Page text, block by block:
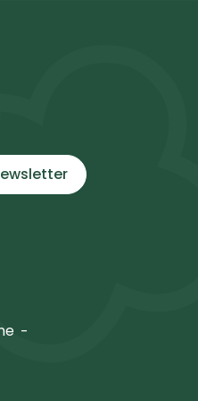
dans un nouvel
dans un nouvel